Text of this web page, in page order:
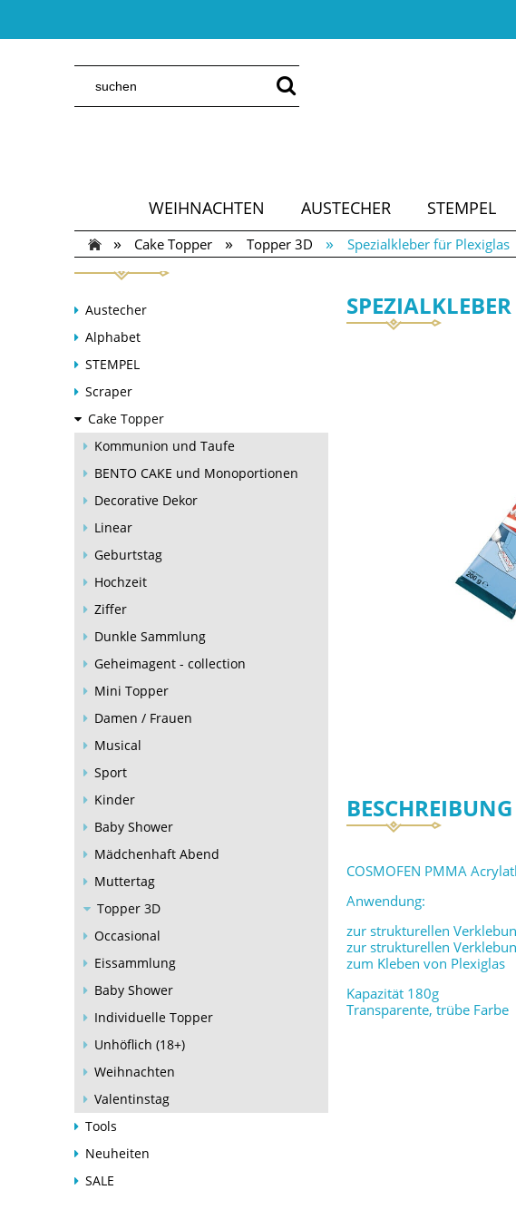
WEIHNACHTEN AUSTECHER STEMPEL
» Cake Topper » Topper 3D » Spezialkleber für Plexiglas
Austecher
Alphabet
STEMPEL
Scraper
Cake Topper
Kommunion und Taufe
BENTO CAKE und Monoportionen
Decorative Dekor
Linear
Geburtstag
Hochzeit
Ziffer
Dunkle Sammlung
Geheimagent - collection
Mini Topper
Damen / Frauen
Musical
Sport
Kinder
Baby Shower
Mädchenhaft Abend
Muttertag
Topper 3D
Occasional
Eissammlung
Baby Shower
Individuelle Topper
Unhöflich (18+)
Weihnachten
Valentinstag
Tools
Neuheiten
SALE
BESCHREIBUNG
COSMOFEN PMMA
Anwendung:
zur strukturellen
zur strukturellen
zum Kleben von Plexiglas
Kapazität 180g
Transparente, trübe Farbe